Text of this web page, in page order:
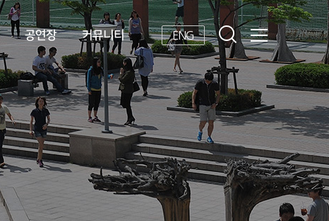
공연장 커뮤니티 ENG